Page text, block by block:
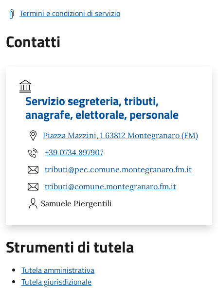
Termini e condizioni di servizio
Contatti
Servizio segreteria, tributi,
anagrafe, elettorale, personale
Piazza Mazzini, 1 63812 Montegranaro (FM)
+39 0734 897907
tributi@pec.comune.montegranaro.fm.it
tributi@comune.montegranaro.fm.it
Samuele Piergentili
Strumenti di tutela
Tutela amministrativa
Tutela giurisdizionale